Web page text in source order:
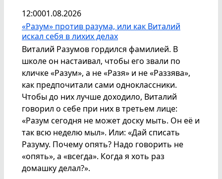
12:0001.08.2026
«Разум» против разума, или как Виталий
искал себя в лихих делах
Виталий Разумов гордился фамилией. В
школе он настаивал, чтобы его звали по
кличке «Разум», а не «Разя» и не «Раззява»,
как предпочитали сами одноклассники.
Чтобы до них лучше доходило, Виталий
говорил о себе при них в третьем лице:
«Разум сегодня не может доску мыть. Он её и
так всю неделю мыл». Или: «Дай списать
Разуму. Почему опять? Надо говорить не
«опять», а «всегда». Когда я хоть раз
домашку делал?».